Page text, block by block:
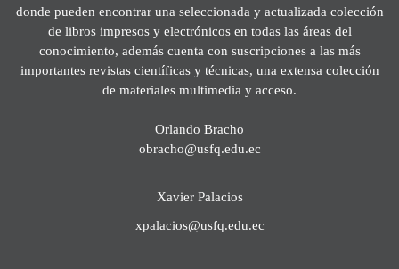
donde pueden encontrar una seleccionada y actualizada colección
de libros impresos y electrónicos en todas las áreas del
conocimiento, además cuenta con suscripciones a las más
importantes revistas científicas y técnicas, una extensa colección
de materiales multimedia y acceso.
Orlando Bracho
obracho@usfq.edu.ec
Xavier Palacios
xpalacios@usfq.edu.ec